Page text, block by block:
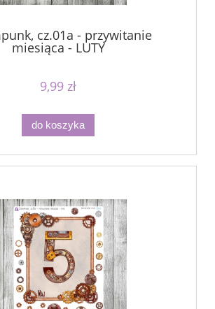
cz.01a - przywitanie
miesiąca - LUTY
9,99 zł
do koszyka